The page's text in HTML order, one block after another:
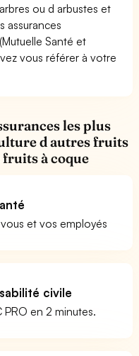
ou d arbustes et
assurances
Santé et
vous référer à votre
les plus
d autres fruits
fruits à coque
et vos employés
civile
PRO en 2 minutes.